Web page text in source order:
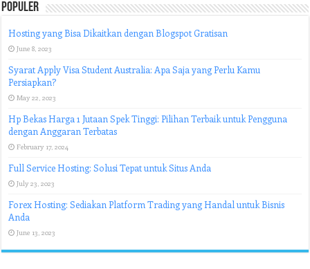
Populer
Hosting yang Bisa Dikaitkan dengan Blogspot Gratisan
June 8, 2023
Syarat Apply Visa Student Australia: Apa Saja yang Perlu Kamu
Persiapkan?
May 22, 2023
Hp Bekas Harga 1 Jutaan Spek Tinggi: Pilihan Terbaik untuk Pengguna
dengan Anggaran Terbatas
February 17, 2024
Full Service Hosting: Solusi Tepat untuk Situs Anda
July 23, 2023
Forex Hosting: Sediakan Platform Trading yang Handal untuk Bisnis
Anda
June 13, 2023